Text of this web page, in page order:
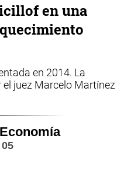
en una
en 2014. La
juez Marcelo Martínez